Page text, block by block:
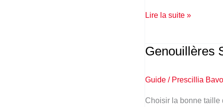
Lire la suite »
Genouillères
Guide / Prescillia
Choisir la bonne taille
Genouillères
taille